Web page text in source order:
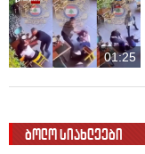
01:25
ბოლო სიახლეები